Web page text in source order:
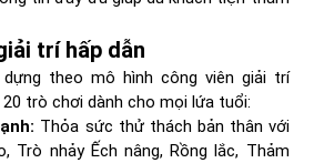
trí hấp dẫn
theo mô hình công viên giải trí
trò chơi dành cho mọi lứa tuổi:
Thỏa sức thử thách bản thân với
Trò nhảy Ếch nâng, Rồng lắc, Thảm